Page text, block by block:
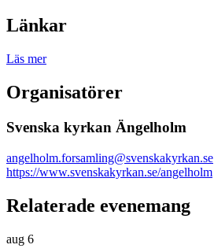
Länkar
Läs mer
Organisatörer
Svenska kyrkan Ängelholm
angelholm.forsamling@svenskakyrkan.se
https://www.svenskakyrkan.se/angelholm
Relaterade evenemang
aug 6